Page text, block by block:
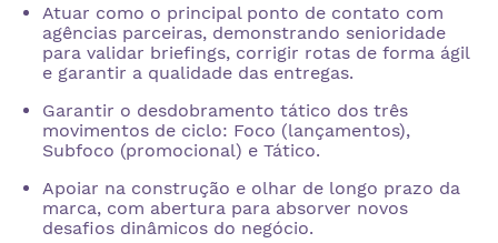
Atuar como o principal ponto de contato com
agências parceiras, demonstrando senioridade
para validar briefings, corrigir rotas de forma ágil
e garantir a qualidade das entregas.
Garantir o desdobramento tático dos três
movimentos de ciclo: Foco (lançamentos),
Subfoco (promocional) e Tático.
Apoiar na construção e olhar de longo prazo da
marca, com abertura para absorver novos
desafios dinâmicos do negócio.